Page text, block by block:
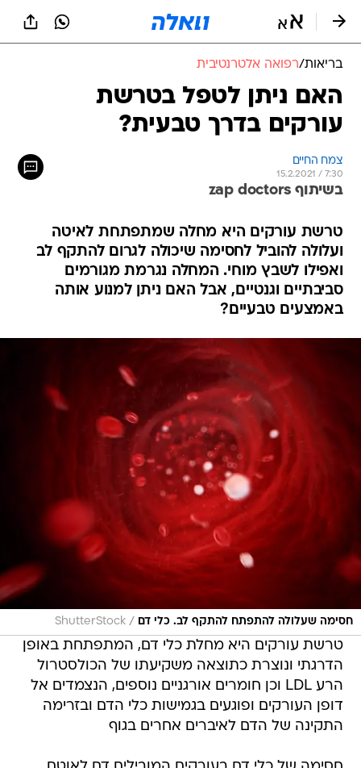
בריאות/רפואה אלטרנטיבית
האם ניתן לטפל בטרשת
עורקים בדרך טבעית?
צמח החיים
15.2.2021 / 7:30
בשיתוף zap doctors
טרשת עורקים היא מחלה שמתפתחת לאיטה
ועלולה להוביל לחסימה שיכולה לגרום להתקף לב
ואפילו לשבץ מוחי. המחלה נגרמת מגורמים
סביבתיים וגנטיים, אבל האם ניתן למנוע אותה
באמצעים טבעיים?
חסימה שעלולה להתפתח להתקף לב. כלי דם /
ShutterStock
טרשת עורקים היא מחלת כלי דם, המתפתחת באופן
הדרגתי ונוצרת כתוצאה משקיעתו של הכולסטרול
הרע LDL וכן חומרים אורגניים נוספים, הנצמדים אל
דופן העורקים ופוגעים בגמישות כלי הדם ובזרימה
התקינה של הדם לאיברים אחרים בגוף